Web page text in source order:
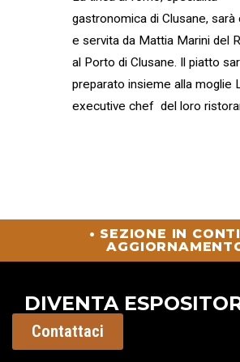
gastronomica di Clusane, sarà
e servita da Mattia Marini del
al Porto di Clusane. Il piatto
preparato insieme alla moglie
executive chef del loro
• SEZIONE IN
DIVENTA
Contattaci